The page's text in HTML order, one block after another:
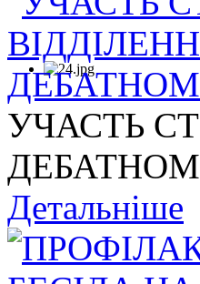
УЧАСТЬ
Детальніше